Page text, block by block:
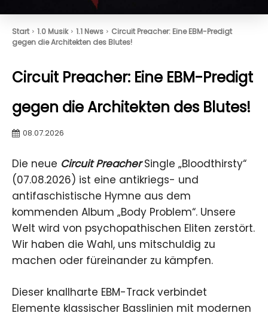
Start 1.0 Musik 1.1 News
Circuit Preacher: Eine EBM-Predigt
gegen die Architekten des Blutes!
Circuit Preacher: Eine EBM-Predigt
gegen die Architekten des Blutes!
08.07.2026
Die neue Circuit PreacherSingle „Bloodthirsty“
(07.08.2026) ist eine antikriegs- und
antifaschistische Hymne aus dem
kommenden Album „Body Problem“. Unsere
Welt wird von psychopathischen Eliten zerstört.
Wir haben die Wahl, uns mitschuldig zu
machen oder füreinander zu kämpfen.
Dieser knallharte EBM-Track verbindet
Elemente klassischer Basslinien mit modernen